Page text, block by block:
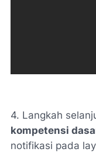
4. Langkah
kompetensi
notifikasi pada